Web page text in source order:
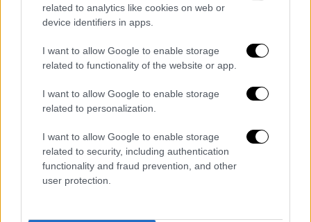
related to analytics like cookies on web or
device identifiers in apps.
I want to allow Google to enable storage
related to functionality of the website or app.
I want to allow Google to enable storage
related to personalization.
I want to allow Google to enable storage
related to security, including authentication
functionality and fraud prevention, and other
user protection.
Τα σχολιά σας δημοσιεύονται άμεσα με δική σας ευθύνη. Το
διαγράφονται